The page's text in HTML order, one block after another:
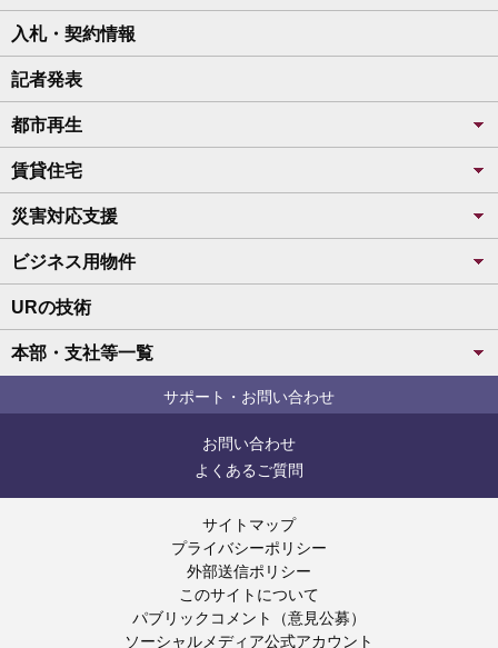
入札・契約情報
記者発表
都市再生
賃貸住宅
災害対応支援
ビジネス用物件
URの技術
本部・支社等一覧
サポート・お問い合わせ
お問い合わせ
よくあるご質問
サイトマップ
プライバシーポリシー
外部送信ポリシー
このサイトについて
パブリックコメント（意見公募）
ソーシャルメディア公式アカウント